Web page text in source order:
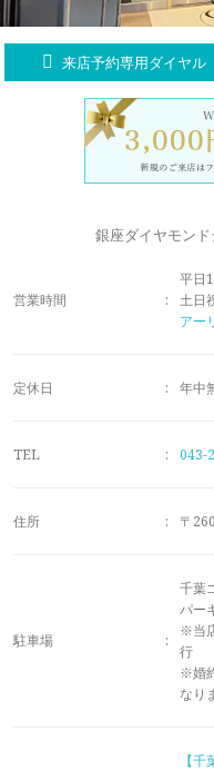
指輪の品質・特徴
お客様への想い
ブライダルリングへの
パイオニアの想い
メモリアルアルバム
シークレットストーン
レーザー刻印サービス
ナノジュエリーコート
永久保証サービス
セミ・フルオーダー
ニュース・フェア
店舗のご案内
来店予約専用ダイヤル
銀座ダイヤモン
営業時間 :
平日
土日
アー
定休日 : 年中
TEL : 043-
住所 : 〒
駐車場 :
千葉
パー
※当
行
※婚
なり
【千